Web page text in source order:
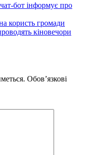
бот інформує про
користь громади
кіновечори
Обов’язкові